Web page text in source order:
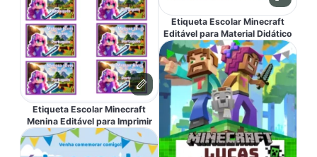
Etiqueta Escolar Minecraft
Menina Editável para Imprimir
Etiqueta Escolar Minecraft
Editável para Material Didático